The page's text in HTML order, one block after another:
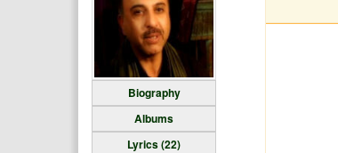
Biography
Albums
Lyrics (22)